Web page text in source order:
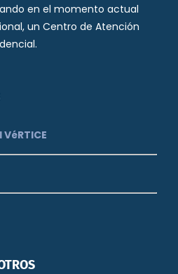
en el momento actual
un Centro de Atención